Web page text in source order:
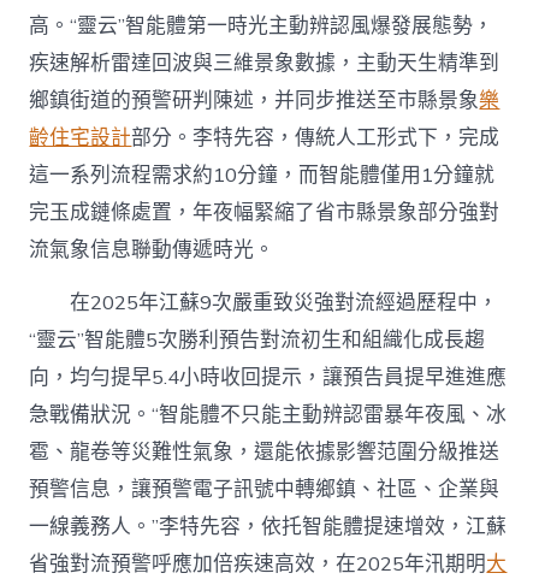
高。“靈云”智能體第一時光主動辨認風爆發展態勢，
疾速解析雷達回波與三維景象數據，主動天生精準到
鄉鎮街道的預警研判陳述，并同步推送至市縣景象樂
齡住宅設計部分。李特先容，傳統人工形式下，完成
這一系列流程需求約10分鐘，而智能體僅用1分鐘就
完玉成鏈條處置，年夜幅緊縮了省市縣景象部分強對
流氣象信息聯動傳遞時光。
在2025年江蘇9次嚴重致災強對流經過歷程中，
“靈云”智能體5次勝利預告對流初生和組織化成長趨
向，均勻提早5.4小時收回提示，讓預告員提早進進應
急戰備狀況。“智能體不只能主動辨認雷暴年夜風、冰
雹、龍卷等災難性氣象，還能依據影響范圍分級推送
預警信息，讓預警電子訊號中轉鄉鎮、社區、企業與
一線義務人。”李特先容，依托智能體提速增效， 江蘇
省強對流預警呼應加倍疾速高效，在2025年汛期明大